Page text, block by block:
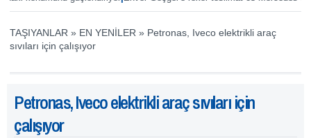
TAŞIYANLAR » EN YENİLER » Petronas, Iveco elektrikli araç
sıvıları için çalışıyor
Petronas, Iveco elektrikli araç sıvıları için
çalışıyor